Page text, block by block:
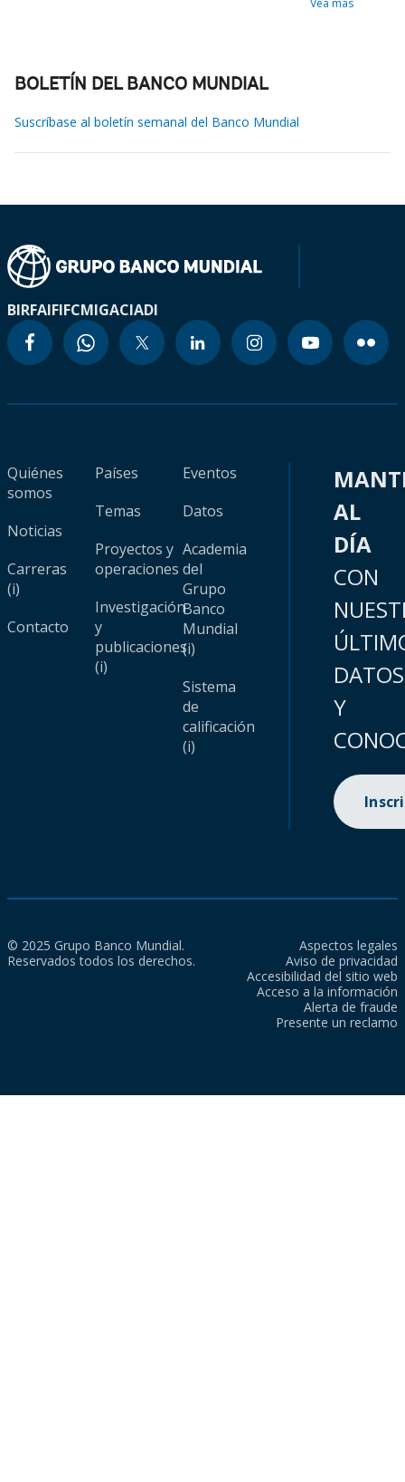
Vea más
BOLETÍN DEL BANCO MUNDIAL
Suscríbase al boletín semanal del Banco Mundial
BIRFAIFIFCMIGACIADI
Quiénes
somos
Noticias
Carreras
(i)
Contacto
Países
Temas
Proyectos y
operaciones
Investigación
y
publicaciones
(i)
Eventos
Datos
Academia
del
Grupo
Banco
Mundial
(i)
Sistema
de
calificación
(i)
AL
DÍA
CON
DATOS
Y
© 2025 Grupo Banco Mundial.
Reservados todos los derechos.
Aspectos legales
Aviso de privacidad
Accesibilidad del sitio web
Acceso a la información
Alerta de fraude
Presente un reclamo